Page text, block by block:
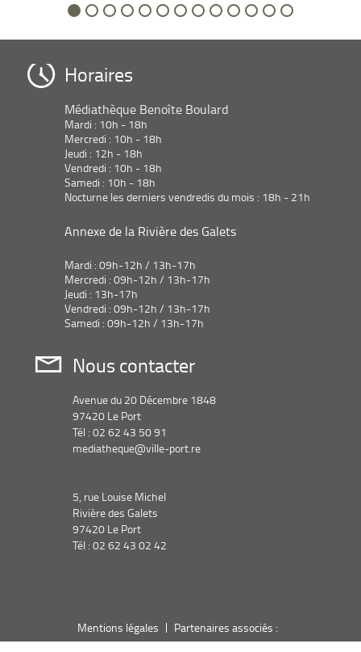
Horaires
Médiathèque Benoîte Boulard
Mardi : 10h - 18h
Mercredi : 10h - 18h
Jeudi : 12h - 18h
Vendredi : 10h - 18h
Samedi : 10h - 18h
Nocturne les derniers vendredis du mois : 18h - 21h
Annexe de la Rivière des Galets
Mardi : 09h-12h / 13h-17h
Mercredi : 09h-12h / 13h-17h
Jeudi : 13h-17h
Vendredi : 09h-12h / 13h-17h
Samedi : 09h-12h / 13h-17h
Nous contacter
Avenue du 20 Décembre 1848
97420 Le Port
Tél : 02 62 43 50 91
mediatheque@ville-port.re
5, rue Louise Michel
Rivière des Galets
97420 Le Port
Tél : 02 62 43 02 42
Mentions légales Partenaires associés :